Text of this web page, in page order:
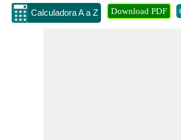
Calculadora A a Z Download PDF